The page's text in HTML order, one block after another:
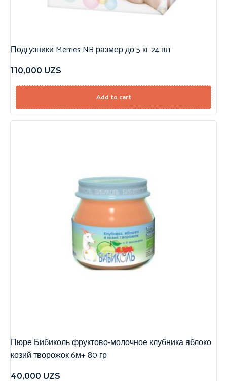
Подгузники Merries NB размер до 5 кг 24 шт
110,000 UZS
Add to cart
Пюре Бибиколь фруктово-молочное клубника яблоко
козий творожок 6м+ 80 гр
40,000 UZS